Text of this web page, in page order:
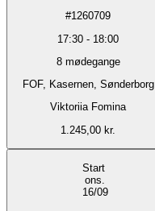
#1260709
17:30 - 18:00
8 mødegange
FOF, Kasernen, Sønderborg
Viktoriia Fomina
1.245,00 kr.
Start
ons.
16/09